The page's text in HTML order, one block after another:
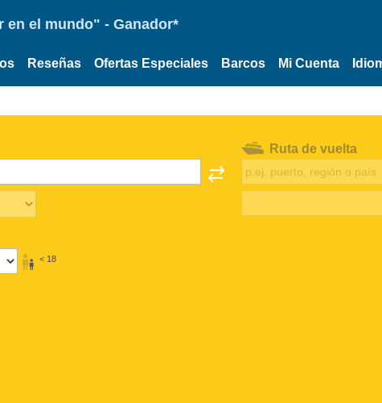
el mundo" - Ganador*
Reseñas Ofertas Especiales Barcos Mi Cuenta
< 18
Ruta de vuelta